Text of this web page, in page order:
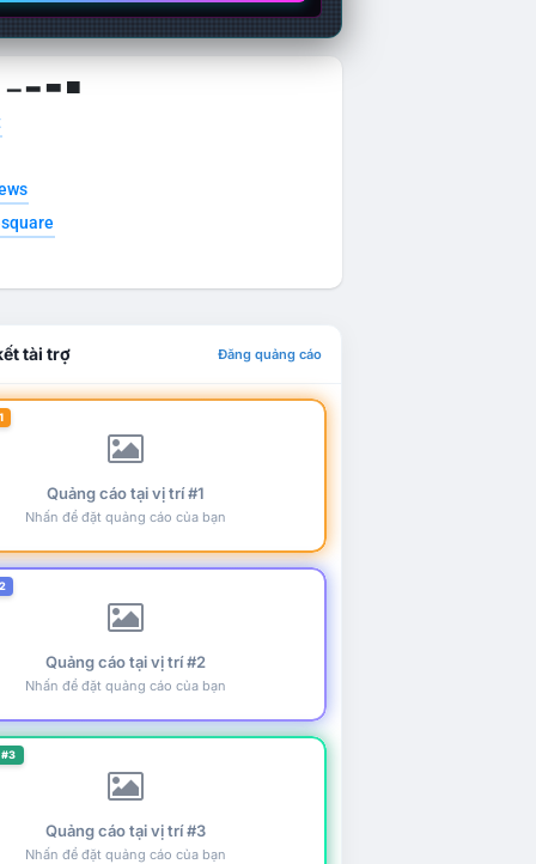
▁ ▂ ▃ ▄
tài trợ Đăng quảng cáo
Quảng cáo tại vị trí #1
Nhấn để đặt quảng cáo của bạn
Quảng cáo tại vị trí #2
Nhấn để đặt quảng cáo của bạn
Quảng cáo tại vị trí #3
Nhấn để đặt quảng cáo của bạn